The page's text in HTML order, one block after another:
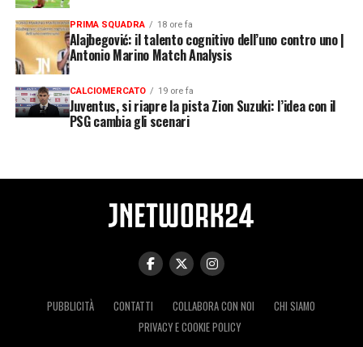
PRIMA SQUADRA 18 ore fa
Alajbegović: il talento cognitivo dell’uno contro uno |
Antonio Marino Match Analysis
CALCIOMERCATO 19 ore fa
Juventus, si riapre la pista Zion Suzuki: l’idea con il
PSG cambia gli scenari
PUBBLICITÀ CONTATTI COLLABORA CON NOI
CHI SIAMO
PRIVACY E COOKIE POLICY